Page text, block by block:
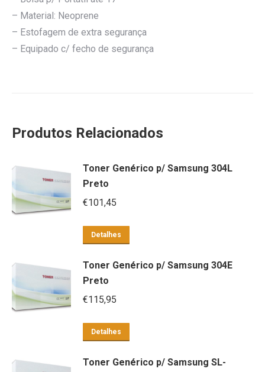
– Material: Neoprene
– Estofagem de extra segurança
– Equipado c/ fecho de segurança
Produtos Relacionados
Toner Genérico p/ Samsung 304L
Preto
€101,45
Detalhes
Toner Genérico p/ Samsung 304E
Preto
€115,95
Detalhes
Toner Genérico p/ Samsung SL-